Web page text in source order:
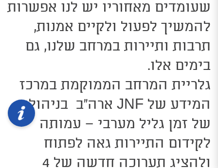
שעומדים מאחוריו יש לנו אפשרות
להמשיך לפעול ולקיים אמנות,
תרבות ותיירות במרחב שלנו, גם
בימים אלו.
גלריית המרחב הממוקמת במרכז
המידע של JNF ארה”ב בניהולה
של זמן גליל מערבי – עמותה
לקידום התיירות גאה לפתוח
ולהציג תערוכה חדשה של 4